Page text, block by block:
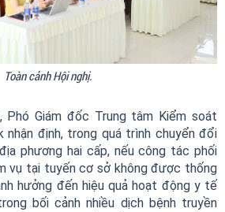
Toàn cảnh Hội nghị.
Phó Giám đốc Trung tâm Kiểm soát
định, trong quá trình chuyển đổi
phương hai cấp, nếu công tác phối
vụ tại tuyến cơ sở không được thống
hưởng đến hiệu quả hoạt động y tế
bối cảnh nhiều dịch bệnh truyền